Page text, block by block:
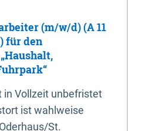
(m/w/d) (A 11
für den
in Vollzeit unbefristet
ist wahlweise
St.